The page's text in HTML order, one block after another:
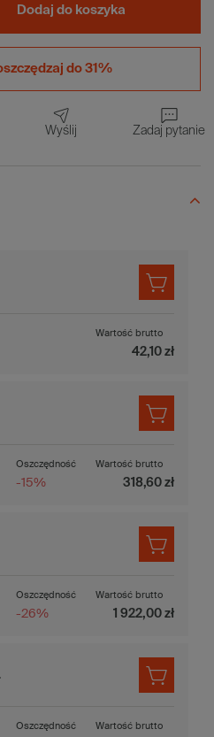
Dodaj do koszyka
do 31%
Wyślij Zadaj pytanie
Wartość brutto
42,10 zł
Oszczędność
-15%
Wartość brutto
318,60 zł
Oszczędność
-26%
Wartość brutto
1 922,00 zł
Oszczędność Wartość brutto